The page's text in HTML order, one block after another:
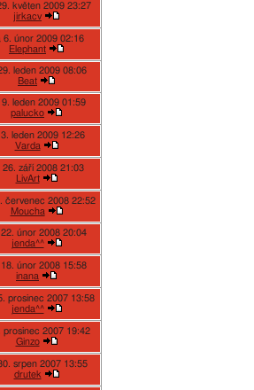
květen 2009 23:27
jirkacv
6. únor 2009 02:16
Elephant
leden 2009 08:06
Beat
9. leden 2009 01:59
palucko
leden 2009 12:26
Varda
26. září 2008 21:03
LivArt
červenec 2008 22:52
Moucha
únor 2008 20:04
jenda^^
únor 2008 15:58
inana
prosinec 2007 13:58
jenda^^
prosinec 2007 19:42
Ginzo
srpen 2007 13:55
drutek